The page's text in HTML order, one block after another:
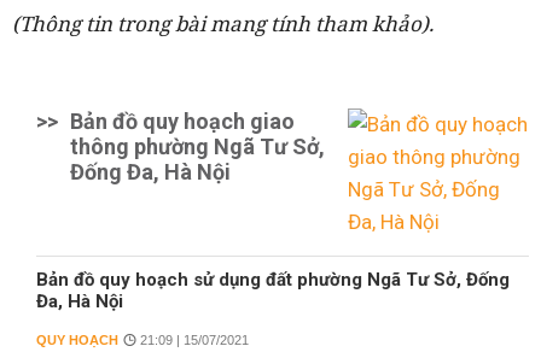
(Thông tin trong bài mang tính tham khảo).
>> Bản đồ quy hoạch giao
thông phường Ngã Tư Sở,
Đống Đa, Hà Nội
Bản đồ quy hoạch sử dụng đất phường Ngã Tư Sở, Đống
Đa, Hà Nội
QUY HOẠCH 21:09 | 15/07/2021